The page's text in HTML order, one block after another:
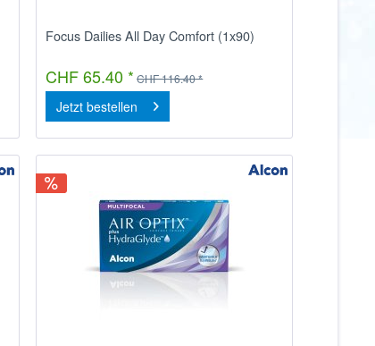
Focus Dailies All Day Comfort (1x90)
CHF 65.40 * CHF 116.40 *
Jetzt bestellen